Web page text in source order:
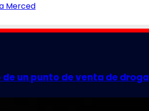
Merced
un punto de venta de droga